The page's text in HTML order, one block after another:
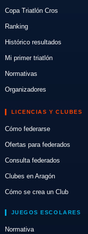
Copa Triatlón Cros
Ranking
Histórico resultados
Mi primer triatlón
Normativas
Organizadores
LICENCIAS Y CLUBES
Cómo federarse
Ofertas para federados
Consulta federados
Clubes en Aragón
Cómo se crea un Club
JUEGOS ESCOLARES
Normativa